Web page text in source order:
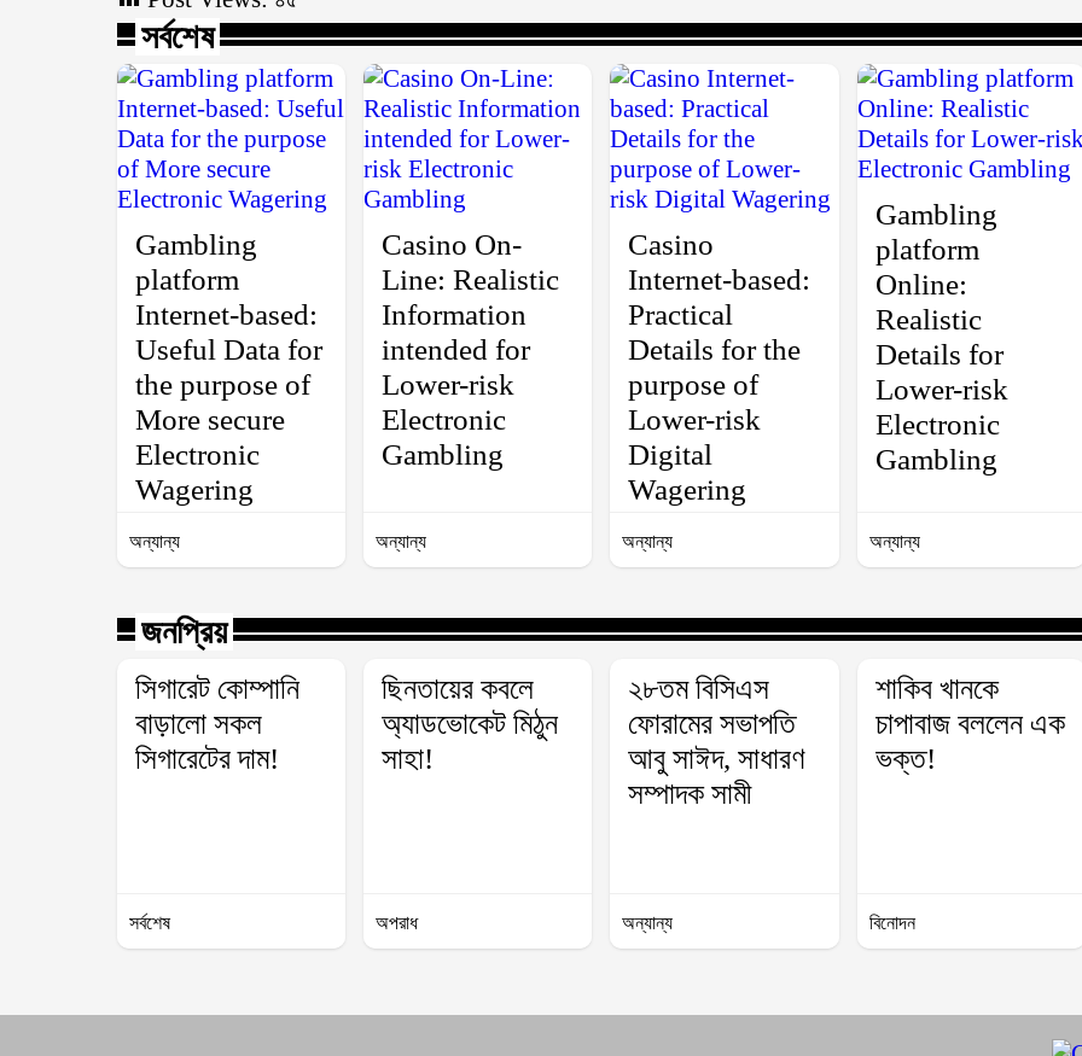
সর্বশেষ
Gambling
platform
Internet-based:
Useful Data for
the purpose of
More secure
Electronic
Wagering
অন্যান্য
Casino On-
Line: Realistic
Information
intended for
Lower-risk
Electronic
Gambling
অন্যান্য
Casino
Internet-based:
Practical
Details for the
purpose of
Lower-risk
Digital
Wagering
অন্যান্য
Gambling
platform
Online:
Realistic
Details for
Lower-risk
Electronic
Gambling
অন্যান্য
জনপ্রিয়
সিগারেট কোম্পানি
বাড়ালো সকল
সিগারেটের দাম!
সর্বশেষ
ছিনতায়ের কবলে
অ্যাডভোকেট মিঠুন
সাহা!
অপরাধ
২৮তম বিসিএস
ফোরামের সভাপতি
আবু সাঈদ, সাধারণ
সম্পাদক সামী
অন্যান্য
শাকিব খানকে
চাপাবাজ বললেন এক
ভক্ত!
বিনোদন